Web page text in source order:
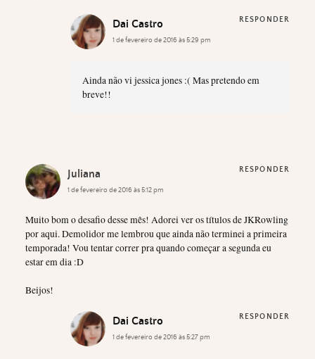
Dai Castro
1 de fevereiro de 2016 às 5:29 pm
Ainda não vi jessica jones :( Mas pretendo em
breve!!
RESPONDER
Juliana
1 de fevereiro de 2016 às 5:12 pm
Muito bom o desafio desse mês! Adorei ver os títulos de JKRowling
por aqui. Demolidor me lembrou que ainda não terminei a primeira
temporada! Vou tentar correr pra quando começar a segunda eu
estar em dia :D
Beijos!
RESPONDER
Dai Castro
1 de fevereiro de 2016 às 5:27 pm
RESPONDER